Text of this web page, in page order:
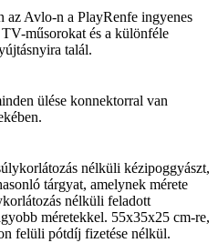
az Avlo-n a PlayRenfe ingyenes
műsorokat és a különféle
talál.
ülése konnektorral van
nélküli kézipoggyászt,
tárgyat, amelynek mérete
nélküli feladott
méretekkel. 55x35x25 cm-re,
felüli pótdíj fizetése nélkül.